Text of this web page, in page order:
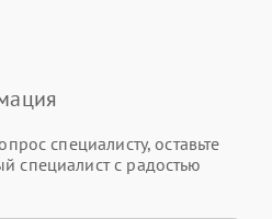
специалисту, оставьте
специалист с радостью